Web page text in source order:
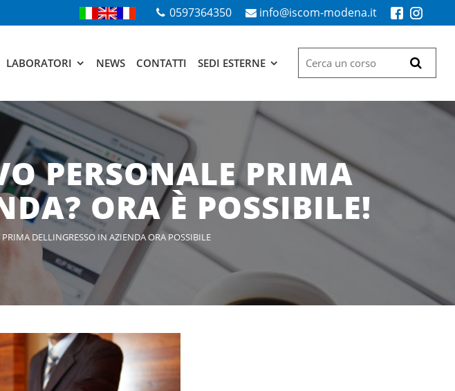
0597364350 info@iscom-modena.it
LABORATORI NEWS CONTATTI SEDI ESTERNE
PERSONALE PRIMA
ORA È POSSIBILE!
DELLINGRESSO IN AZIENDA ORA POSSIBILE